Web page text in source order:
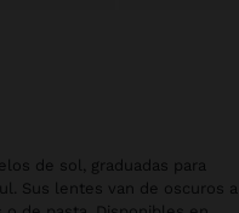
de sol, graduadas para
Sus lentes van de oscuros a